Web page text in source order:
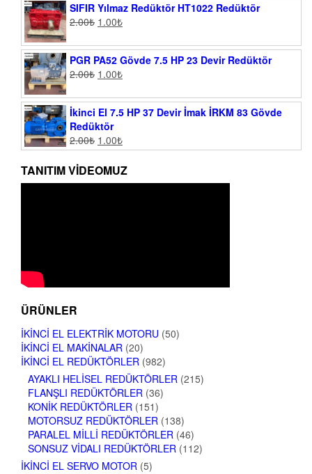
SIFIR Yılmaz Redüktör HT1022 Redüktör
2.00₺ 1.00₺
PGR PA52 Gövde 7.5 HP 23 Devir Redüktör
2.00₺ 1.00₺
İkinci El 7.5 HP 37 Devir İmak İRKM 83 Gövde
Redüktör
2.00₺ 1.00₺
TANITIM VIDEOMUZ
ÜRÜNLER
İKINCI EL ELEKTRIK MOTORU (50)
İKINCI EL MAKINALAR (20)
İKINCI EL REDÜKTÖRLER (982)
AYAKLI HELISEL REDÜKTÖRLER (215)
FLANŞLI REDÜKTÖRLER (36)
KONIK REDÜKTÖRLER (151)
MOTORSUZ REDÜKTÖRLER (138)
PARALEL MILLI REDÜKTÖRLER (46)
SONSUZ VIDALI REDÜKTÖRLER (112)
İKINCI EL SERVO MOTOR (5)